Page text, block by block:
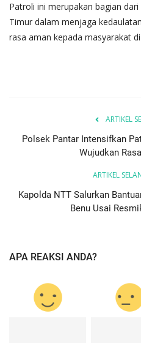
Patroli ini merupakan bagian
Timur dalam menjaga
rasa aman kepada masyarakat
ARTIKEL
Polsek Pantar Intensifkan
Wujudkan
ARTIKEL
Kapolda NTT Salurkan
Benu Usai
APA REAKSI ANDA?